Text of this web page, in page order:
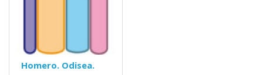
Homero. Odisea.